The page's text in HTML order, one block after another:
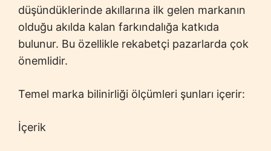
düşündüklerinde akıllarına ilk gelen markanın
olduğu akılda kalan farkındalığa katkıda
bulunur. Bu özellikle rekabetçi pazarlarda çok
önemlidir.
Temel marka bilinirliği ölçümleri şunları içerir:
İçerik